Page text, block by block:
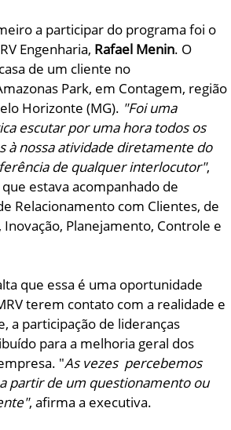
a participar do programa foi o
Engenharia, Rafael Menin. O
de um cliente no
Park, em Contagem, região
Horizonte (MG). "Foi uma
escutar por uma hora todos os
à nossa atividade diretamente do
de qualquer interlocutor",
estava acompanhado de
Relacionamento com Clientes, de
Inovação, Planejamento, Controle e
que essa é uma oportunidade
terem contato com a realidade e
a participação de lideranças
para a melhoria geral dos
"As vezes percebemos
partir de um questionamento ou
, afirma a executiva.